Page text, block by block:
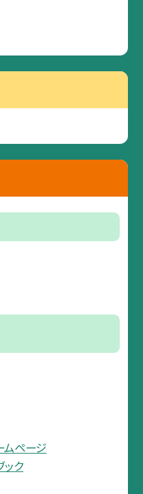
ムページ
ク